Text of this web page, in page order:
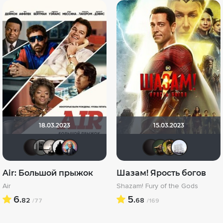
18.03.2023
V@dyan BullDoG102
muzotime
Air: Большой прыжок
Air
6.82 /77
15.03.2023
Шазам! Ярость богов
Shazam! Fury of the Gods
5.68 /169